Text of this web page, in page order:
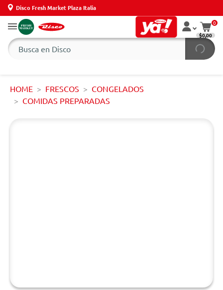
Disco Fresh Market Plaza Italia
0
$0,00
HOME FRESCOS
CONGELADOS
COMIDAS PREPARADAS